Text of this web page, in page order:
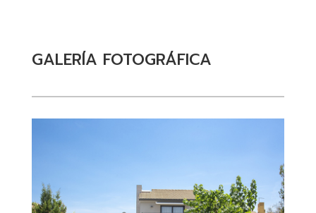
GALERÍA FOTOGRÁFICA